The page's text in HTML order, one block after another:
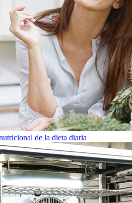
de la dieta diaria